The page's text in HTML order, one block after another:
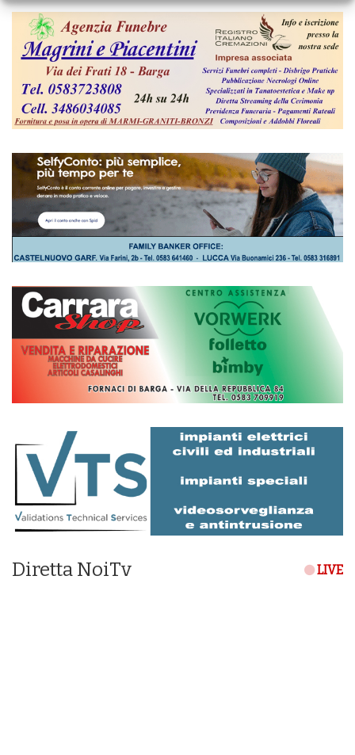
Diretta NoiTv LIVE